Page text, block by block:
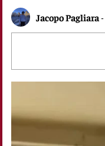
Jacopo Pagliara -